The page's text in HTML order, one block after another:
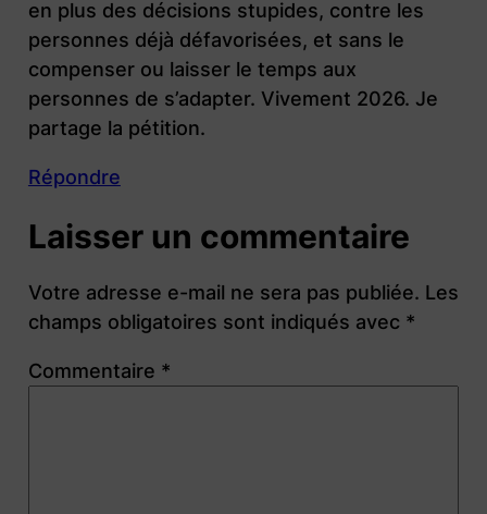
en plus des décisions stupides, contre les
personnes déjà défavorisées, et sans le
compenser ou laisser le temps aux
personnes de s’adapter. Vivement 2026. Je
partage la pétition.
Répondre
Laisser un commentaire
Votre adresse e-mail ne sera pas publiée. Les
champs obligatoires sont indiqués avec *
Commentaire *